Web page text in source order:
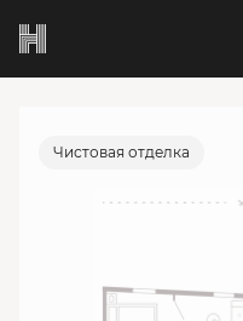
2-комнатный
Ипотека
Чистовая отделка